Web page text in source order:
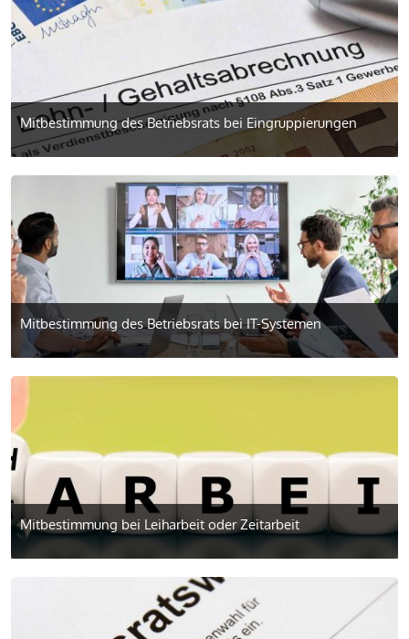
Mitbestimmung des Betriebsrats bei Eingruppierungen
Mitbestimmung des Betriebsrats bei IT-Systemen
Mitbestimmung bei Leiharbeit oder Zeitarbeit